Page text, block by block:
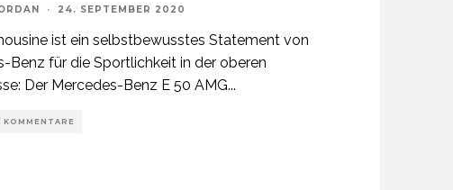
· 24. SEPTEMBER 2020
ist ein selbstbewusstes Statement von
Benz für die Sportlichkeit in der oberen
Der Mercedes-Benz E 50 AMG...
KOMMENTARE